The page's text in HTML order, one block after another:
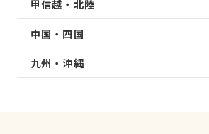
甲信越・北陸
中国・四国
九州・沖縄